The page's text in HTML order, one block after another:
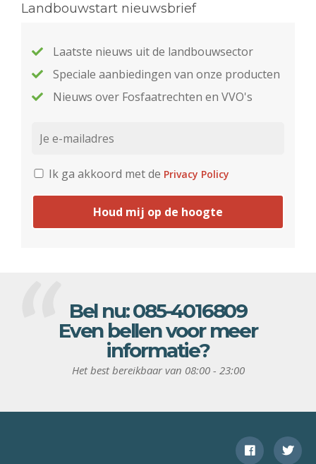
Landbouwstart nieuwsbrief
Laatste nieuws uit de landbouwsector
Speciale aanbiedingen van onze producten
Nieuws over Fosfaatrechten en VVO's
Ik ga akkoord met de Privacy Policy
Houd mij op de hoogte
Bel nu:085-4016809
Even bellen voor meer
informatie?
Het best bereikbaar van 08:00 - 23:00